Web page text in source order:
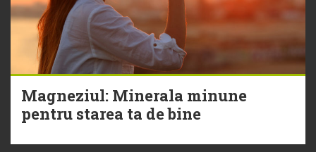
Magneziul: Minerala minune
pentru starea ta de bine